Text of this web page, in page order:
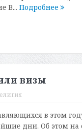
В... Подробнее
визы
в этом
дни. Об этом на